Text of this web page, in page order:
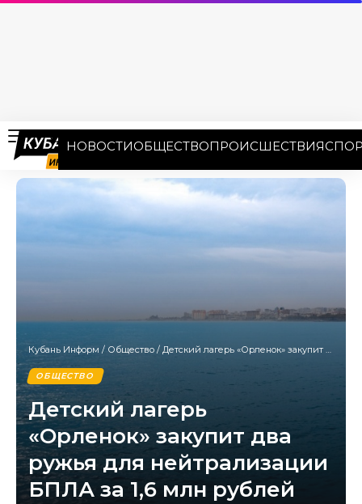
НОВОСТИОБЩЕСТВОПРОИСШЕСТВИЯ
Кубань Информ / Общество / Детский лагерь «Орленок» закупит два ружья для нейтрализации БПЛА за 1,6 млн рублей
ОБЩЕСТВО
Детский лагерь
«Орленок» закупит два
ружья для нейтрализации
БПЛА за 1,6 млн рублей